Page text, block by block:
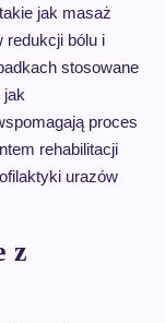
jak masaż
redukcji bólu i
stosowane
jak
proces
rehabilitacji
urazów
z